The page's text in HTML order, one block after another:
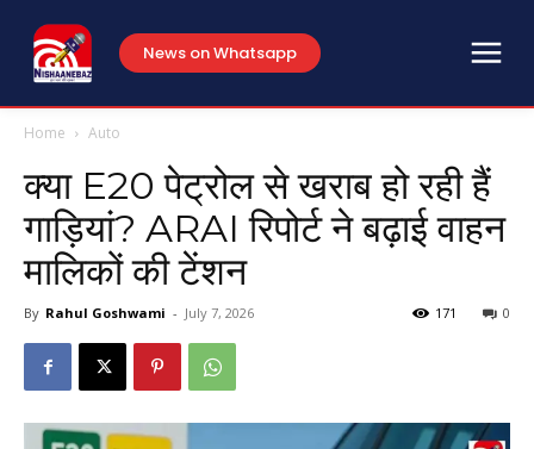
News on Whatsapp
Home Auto
क्या E20 पेट्रोल से खराब हो रही हैं
गाड़ियां? ARAI रिपोर्ट ने बढ़ाई वाहन
मालिकों की टेंशन
By Rahul Goshwami - July 7, 2026 0
171